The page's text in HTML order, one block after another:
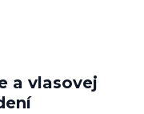
a vlasovej